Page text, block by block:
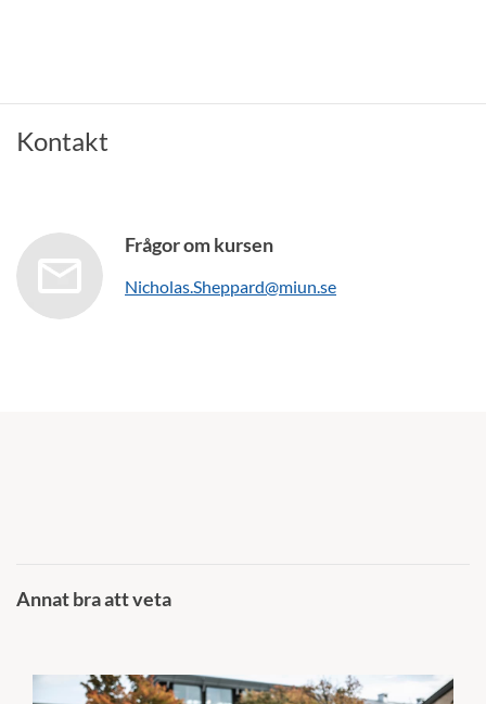
Kontakt
Frågor om kursen
Nicholas.Sheppard@miun.se
Annat bra att veta